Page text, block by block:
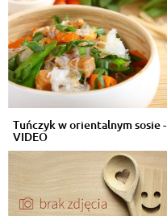
Tuńczyk w orientalnym sosie -
VIDEO